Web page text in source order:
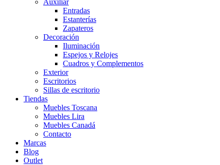
Entradas
Estanterías
Zapateros
Decoración
Iluminación
Espejos y Relojes
Cuadros y Complementos
Exterior
Escritorios
Sillas de escritorio
Tiendas
Muebles Toscana
Muebles Lira
Muebles Canadá
Contacto
Marcas
Blog
Outlet